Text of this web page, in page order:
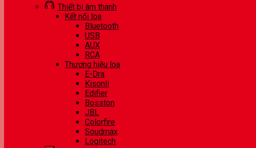
Thiết bị âm thanh
Kết nối loa
Bluetooth
USB
AUX
RCA
Thương hiệu loa
E-Dra
Kisonli
Edifier
Bosston
JBL
Colorfire
Soudmax
Logitech